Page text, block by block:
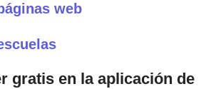
web
gratis en la aplicación de